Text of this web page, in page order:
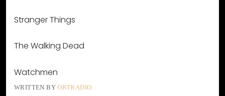
Stranger Things
The Walking Dead
Watchmen
WRITTEN BYORTRADIO